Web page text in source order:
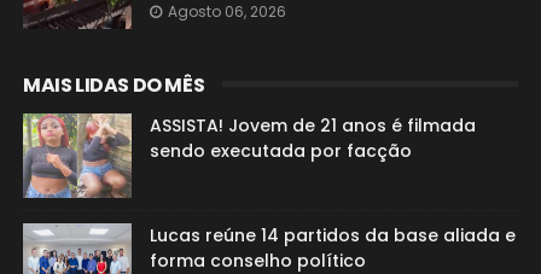
Agosto 06, 2026
MAIS LIDAS DO MÊS
ASSISTA! Jovem de 21 anos é filmada
sendo executada por facção
Lucas reúne 14 partidos da base aliada e
forma conselho político